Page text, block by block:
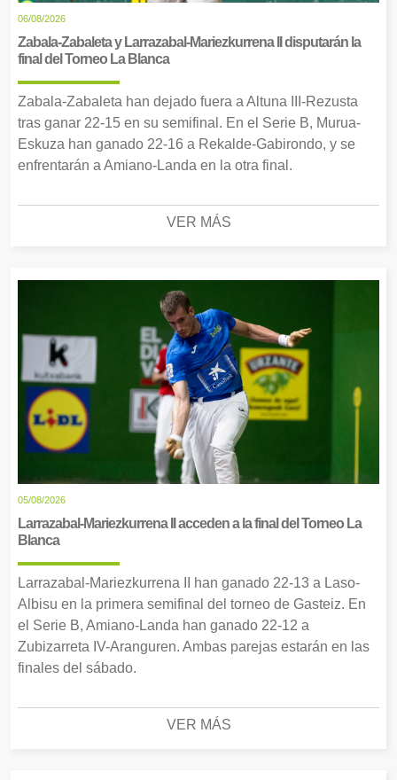
06/08/2026
Zabala-Zabaleta y Larrazabal-Mariezkurrena II disputarán la
final del Torneo La Blanca
Zabala-Zabaleta han dejado fuera a Altuna III-Rezusta
tras ganar 22-15 en su semifinal. En el Serie B, Murua-
Eskuza han ganado 22-16 a Rekalde-Gabirondo, y se
enfrentarán a Amiano-Landa en la otra final.
VER MÁS
05/08/2026
Larrazabal-Mariezkurrena II acceden a la final del Torneo La
Blanca
Larrazabal-Mariezkurrena II han ganado 22-13 a Laso-
Albisu en la primera semifinal del torneo de Gasteiz. En
el Serie B, Amiano-Landa han ganado 22-12 a
Zubizarreta IV-Aranguren. Ambas parejas estarán en las
finales del sábado.
VER MÁS